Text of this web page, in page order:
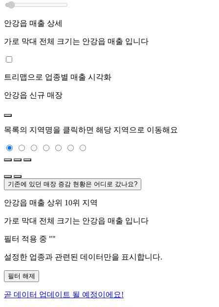
안강읍 매출 상세
가로 막대 전체 크기는 안강읍 매출 입니다
트리맵으로 업종별 매출 시각화
안강읍 신규 매장
목록의 지역명을 클릭하면 해당 지역으로 이동해요
기존에 있던 매장 증감 현황은 어디로 갔나요?
안강읍 매출 상위 10위 지역
가로 막대 전체 크기는 안강읍 매출 입니다
필터 적용 중 ""
설정한 업종과 관련된 데이터만을 표시합니다.
필터 해제
곧 데이터 업데이트 될 예정이에요!